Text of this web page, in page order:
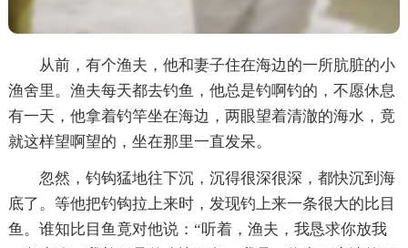
从前，有个渔夫，他和妻子住在海边的一所肮脏的小
渔舍里。渔夫每天都去钓鱼，他总是钓啊钓的，不愿休息
有一天，他拿着钓竿坐在海边，两眼望着清澈的海水，竟
就这样望啊望的，坐在那里一直发呆。
忽然，钓钩猛地往下沉，沉得很深很深，都快沉到海
底了。等他把钓钩拉上来时，发现钓上来一条很大的比目
鱼。谁知比目鱼竟对他说：“听着，渔夫，我恳求你放我